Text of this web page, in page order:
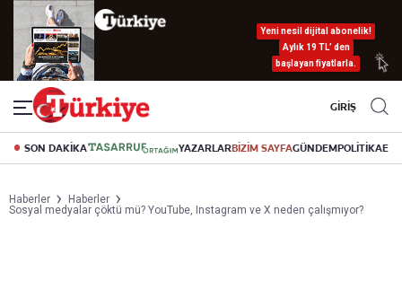
Yeni nesil dijital abonelik!
Aylık 19 TL’ den
başlayan fiyatlarla.
GİRİŞ
SON DAKİKA YAZARLARBİZİM SAYFAGÜNDEMPOLİTİKA
Haberler
Haberler
Sosyal medyalar çöktü mü? YouTube, Instagram ve X neden çalışmıyor?